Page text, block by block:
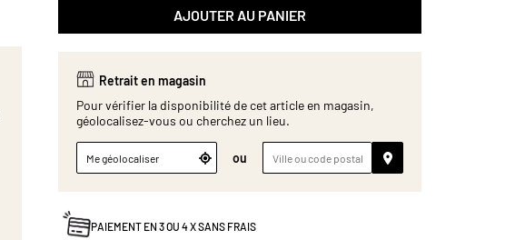
AJOUTER AU PANIER
Retrait en magasin
Pour vérifier la disponibilité de cet article en magasin,
géolocalisez-vous ou cherchez un lieu.
Me géolocaliser ou
PAIEMENT EN 3 OU 4 X SANS FRAIS